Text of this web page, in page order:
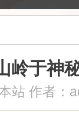
岭于神
站 作者：